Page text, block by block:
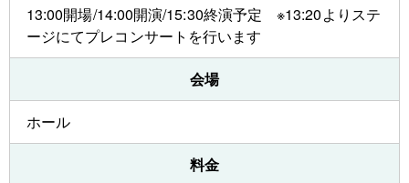
13:00開場/14:00開演/15:30終演予定 ※13:20よりステ
ージにてプレコンサートを行います
会場
ホール
料金